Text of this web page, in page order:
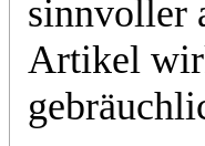
sinnvoller
Artikel